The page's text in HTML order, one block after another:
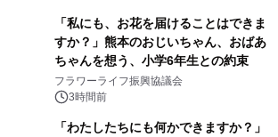
「私にも、お花を届けることはできま
すか？」熊本のおじいちゃん、おばあ
ちゃんを想う、小学6年生との約束
フラワーライフ振興協議会
3時間前
「わたしたちにも何かできますか？」